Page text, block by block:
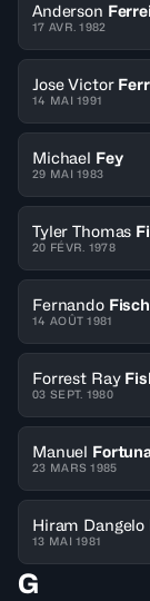
Anderson
17 AVR. 1982
Jose Victor
14 MAI 1991
Michael Fey
29 MAI 1983
Tyler Thomas
20 FÉVR. 1978
Fernando
14 AOÛT 1981
Forrest Ray
03 SEPT. 1980
Manuel
23 MARS 1985
Hiram Dangelo
13 MAI 1981
G